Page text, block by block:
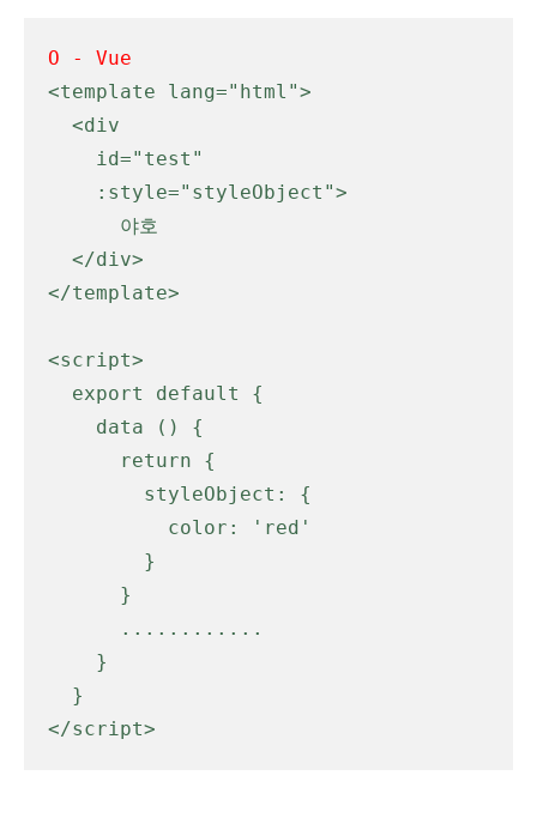
O - Vue
<template lang="html">
</template>
<script>
</script>